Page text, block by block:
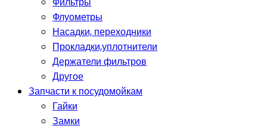
Флуометры
Насадки, переходники
Прокладки,уплотнители
Держатели фильтров
Другое
Запчасти к посудомойкам
Гайки
Замки